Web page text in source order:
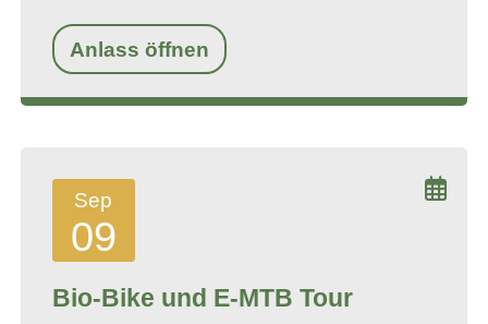
Anlass öffnen
Sep
09
Bio-Bike und E-MTB Tour